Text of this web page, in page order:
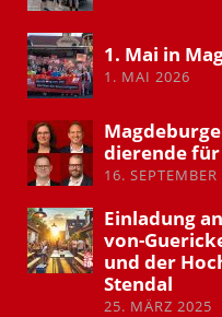
1. Mai in
1. MAI 2026
die­rende
16.
Einladung
von-
und der
Stendal
25. MÄRZ 2025